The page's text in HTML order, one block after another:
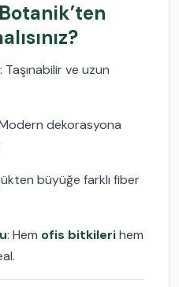
: Taşınabilir ve uzun
dekorasyona
büyüğe farklı fiber
: Hem ofis bitkilerihem